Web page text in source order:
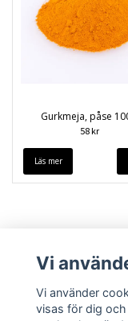
Gurkmeja, påse
58 kr
Läs mer
Vi
Vi använder
visas för dig